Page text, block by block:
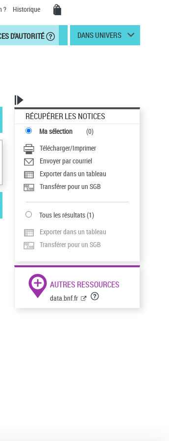
? Historique
D'AUTORITÉ DANS UNIVERS
RÉCUPÉRER LES NOTICES
Ma sélection (0)
Télécharger/Imprimer
Envoyer par courriel
Exporter dans un tableau
Transférer pour un SGB
Tous les résultats(1)
Exporter dans un tableau
Transférer pour un SGB
AUTRES RESSOURCES
data.bnf.fr